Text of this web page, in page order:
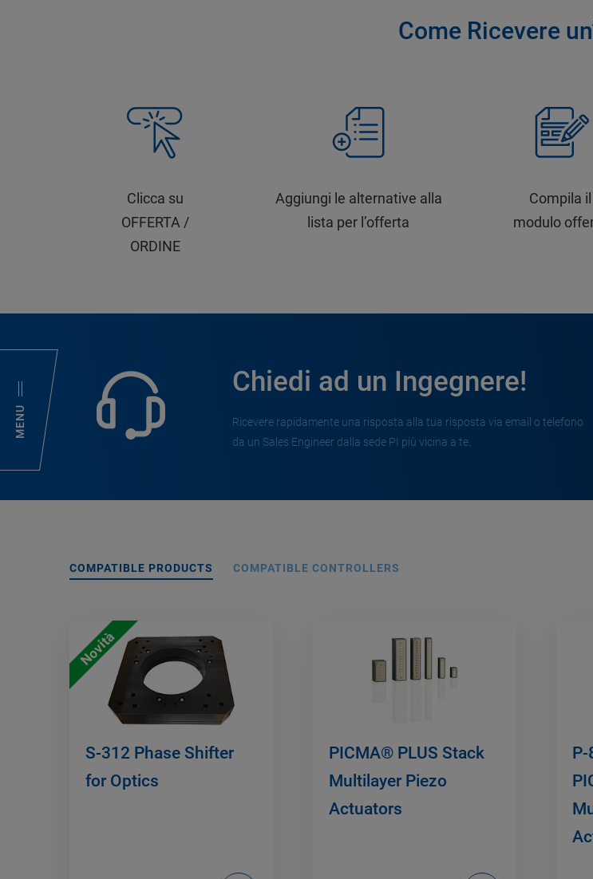
MENU
Come Ricevere
Clicca su
OFFERTA /
ORDINE
Aggiungi le alternative alla
lista per l’offerta
Compila il
modulo
Chiedi ad un Ingegnere!
Ricevere rapidamente una risposta alla tua risposta via email o telefono
da un Sales Engineer dalla sede PI più vicina a te.
COMPATIBLE PRODUCTS COMPATIBLE CONTROLLERS
Novità
S-312 Phase Shifter
for Optics
PICMA® PLUS Stack
Multilayer Piezo
Actuators